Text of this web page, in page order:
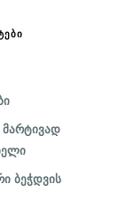
ბეჭდვის